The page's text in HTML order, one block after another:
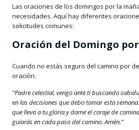
Las oraciones de los domingos por la
necesidades. Aquí hay diferentes
solicitudes comunes:
Oración del Domingo
Cuando no estás seguro del camino por
oración:
“Padre celestial, vengo ante ti buscando
en las decisiones que debo tomar esta
que lleva a tu gloria y dame el coraje de
guiarás en cada paso del camino. Amén.”